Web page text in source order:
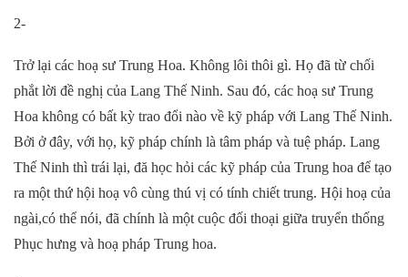
2-
Trở lại các hoạ sư Trung Hoa. Không lôi thôi gì. Họ đã từ chối
phắt lời đề nghị của Lang Thế Ninh. Sau đó, các hoạ sư Trung
Hoa không có bất kỳ trao đổi nào về kỹ pháp với Lang Thế Ninh.
Bởi ở đây, với họ, kỹ pháp chính là tâm pháp và tuệ pháp. Lang
Thế Ninh thì trái lại, đă học hỏi các kỹ pháp của Trung hoa để tạo
ra một thứ hội hoạ vô cùng thú vị có tính chiết trung. Hội hoạ của
ngài,có thể nói, đã chính là một cuộc đối thoại giữa truyển thống
Phục hưng và hoạ pháp Trung hoa.